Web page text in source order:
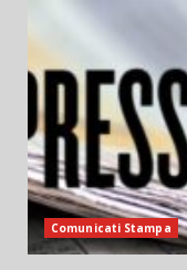
Comunicati Stampa